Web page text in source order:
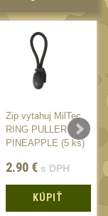
Zip vytahuj MilTec
RING PULLER
PINEAPPLE (5 ks)
2.90 € s DPH
KÚPIŤ